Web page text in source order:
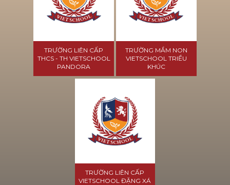
TRƯỜNG LIÊN CẤP
THCS - TH VIETSCHOOL
PANDORA
TRƯỜNG MẦM NON
VIETSCHOOL TRIỀU
KHÚC
TRƯỜNG LIÊN CẤP
VIETSCHOOL ĐẶNG XÁ